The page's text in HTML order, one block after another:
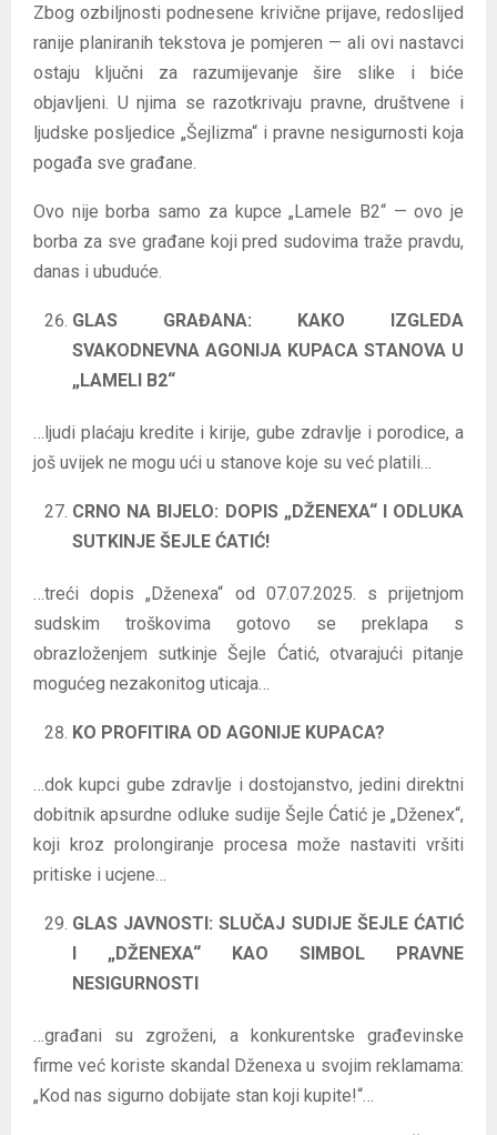
Zbog ozbiljnosti podnesene krivične prijave, redoslijed
ranije planiranih tekstova je pomjeren — ali ovi nastavci
ostaju ključni za razumijevanje šire slike i biće
objavljeni. U njima se razotkrivaju pravne, društvene i
ljudske posljedice „Šejlizma“ i pravne nesigurnosti koja
pogađa sve građane.
Ovo nije borba samo za kupce „Lamele B2“ — ovo je
borba za sve građane koji pred sudovima traže pravdu,
danas i ubuduće.
GLAS GRAĐANA: KAKO IZGLEDA
SVAKODNEVNA AGONIJA KUPACA STANOVA U
„LAMELI B2“
…ljudi plaćaju kredite i kirije, gube zdravlje i porodice, a
još uvijek ne mogu ući u stanove koje su već platili…
CRNO NA BIJELO: DOPIS „DŽENEXA“ I ODLUKA
SUTKINJE ŠEJLE ĆATIĆ!
…treći dopis „Dženexa“ od 07.07.2025. s prijetnjom
sudskim troškovima gotovo se preklapa s
obrazloženjem sutkinje Šejle Ćatić, otvarajući pitanje
mogućeg nezakonitog uticaja…
KO PROFITIRA OD AGONIJE KUPACA?
…dok kupci gube zdravlje i dostojanstvo, jedini direktni
dobitnik apsurdne odluke sudije Šejle Ćatić je „Dženex“,
koji kroz prolongiranje procesa može nastaviti vršiti
pritiske i ucjene…
GLAS JAVNOSTI: SLUČAJ SUDIJE ŠEJLE ĆATIĆ
I „DŽENEXA“ KAO SIMBOL PRAVNE
NESIGURNOSTI
…građani su zgroženi, a konkurentske građevinske
firme već koriste skandal Dženexa u svojim reklamama:
„Kod nas sigurno dobijate stan koji kupite!“…